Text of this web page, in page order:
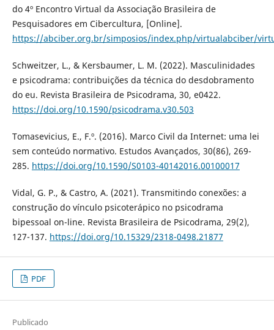
do 4º Encontro Virtual da Associação Brasileira de
Pesquisadores em Cibercultura, [Online].
https://abciber.org.br/simposios/index.php/virtualabciber/
Schweitzer, L., & Kersbaumer, L. M. (2022). Masculinidades
e psicodrama: contribuições da técnica do desdobramento
do eu. Revista Brasileira de Psicodrama, 30, e0422.
https://doi.org/10.1590/psicodrama.v30.503
Tomasevicius, E., F.º. (2016). Marco Civil da Internet: uma lei
sem conteúdo normativo. Estudos Avançados, 30(86), 269-
285. https://doi.org/10.1590/S0103-40142016.00100017
Vidal, G. P., & Castro, A. (2021). Transmitindo conexões: a
construção do vínculo psicoterápico no psicodrama
bipessoal on-line. Revista Brasileira de Psicodrama, 29(2),
127-137. https://doi.org/10.15329/2318-0498.21877
PDF
Publicado